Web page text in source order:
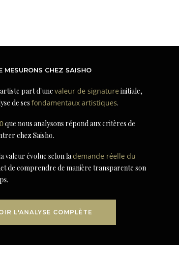
MESURONS CHEZ SAISHO
artiste part d'unevaleur de signature initiale,
de sesfondamentaux artistiques.
que nous analysons répond aux critères de
chez Saisho.
valeur évolue selon lademande réelle du
de comprendre de manière transparente son
L'ANALYSE COMPLÈTE